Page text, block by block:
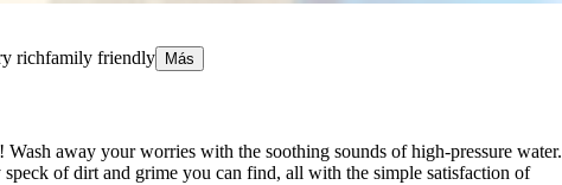
richfamily friendly Más
away your worries with the soothing sounds of high-pressure water.
of dirt and grime you can find, all with the simple satisfaction of